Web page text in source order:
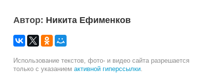
Автор: Никита Ефименков
Использование текстов, фото- и видео сайта разрешается
только с указанием активной гиперссылки